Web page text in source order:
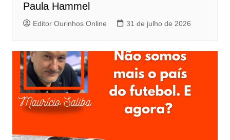
Paula Hammel
Editor Ourinhos Online 31 de julho de 2026